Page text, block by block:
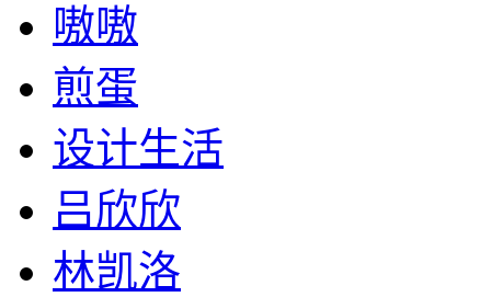
嗷嗷
煎蛋
设计生活
吕欣欣
林凯洛